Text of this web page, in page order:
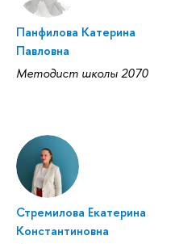
Панфилова Катерина
Павловна
Методист школы 2070
Стремилова Екатерина
Константиновна